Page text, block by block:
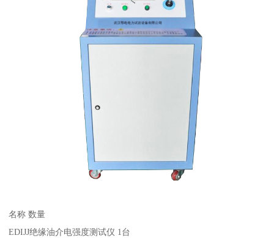
名称 数量
EDIJJ绝缘油介电强度测试仪 1台